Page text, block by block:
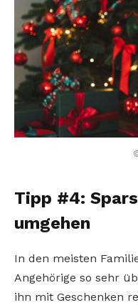
Tipp #4:
umgehen
In den meisten
Angehörige so sehr
ihn mit Geschenken